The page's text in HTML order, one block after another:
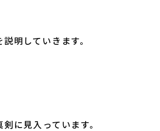
明していきます。
に見入っています。